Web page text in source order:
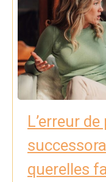
L’erreur
querelles